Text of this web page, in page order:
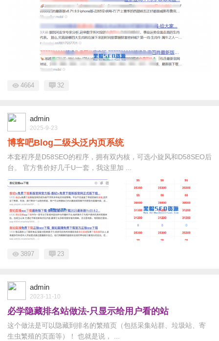
4664 32
admin
2025-9-23
博客吧Blog二级头泛内页系统
本套程序是D58SEO的程序，拥有双内核，可选小旋风和D58SEO后
台。 官方售价好几千U一套，我这里加 ...
3897 23
admin
2023-11-10
必学隐藏排名站做法-只显示给用户看的站
这个做法是可以隐藏到排名的繁殖页（包括采集站群、垃圾站、寄
生虫繁殖的页面等）！ 也就是说， ...